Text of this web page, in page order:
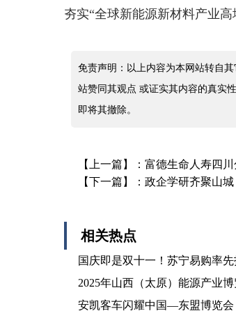
夯实“全球新能源新材料产业高
免责声明：以上内容为本网站转自
站赞同其观点 或证实其内容的真实
即将其撤除。
【上一篇】： 富德生命人寿四
【下一篇】： 政企学研齐聚山
相关热点
国庆即是双十一！苏宁易购率先
2025年山西（太原）能源产业
安凯客车闪耀中国—东盟博览